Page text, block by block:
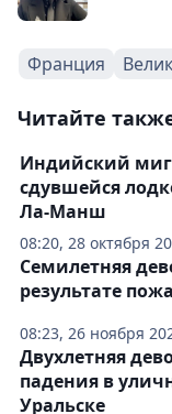
Франция
Читайте
08:20, 28 октября
Индийский
сдувшейся
Ла-Манш
08:23, 26 ноября
Семилетняя
результате
Двухлетняя
падения в
Уральске